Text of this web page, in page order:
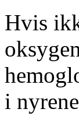
Hvis
i